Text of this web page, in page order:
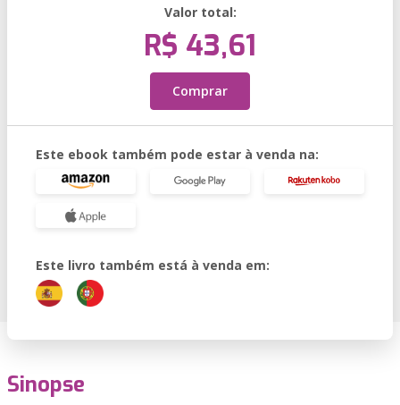
Valor total:
R$ 43,61
Comprar
Este ebook também pode estar à venda na:
Este livro também está à venda em:
Sinopse